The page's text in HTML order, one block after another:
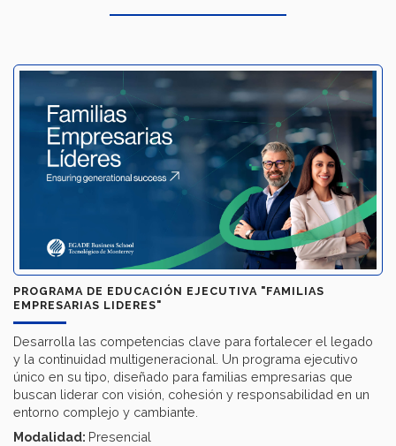
PROGRAMA DE EDUCACIÓN EJECUTIVA "FAMILIAS
EMPRESARIAS LIDERES"
Desarrolla las competencias clave para fortalecer el legado
y la continuidad multigeneracional. Un programa ejecutivo
único en su tipo, diseñado para familias empresarias que
buscan liderar con visión, cohesión y responsabilidad en un
entorno complejo y cambiante.
Modalidad: Presencial